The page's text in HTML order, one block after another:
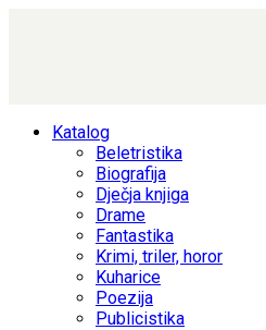
Katalog
Beletristika
Biografija
Dječja knjiga
Drame
Fantastika
Krimi, triler, horor
Kuharice
Poezija
Publicistika